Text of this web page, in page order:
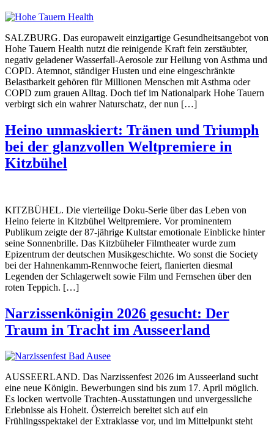
SALZBURG. Das europaweit einzigartige Gesundheitsangebot von
Hohe Tauern Health nutzt die reinigende Kraft fein zerstäubter,
negativ geladener Wasserfall-Aerosole zur Heilung von Asthma und
COPD. Atemnot, ständiger Husten und eine eingeschränkte
Belastbarkeit gehören für Millionen Menschen mit Asthma oder
COPD zum grauen Alltag. Doch tief im Nationalpark Hohe Tauern
verbirgt sich ein wahrer Naturschatz, der nun […]
Heino unmaskiert: Tränen und Triumph
bei der glanzvollen Weltpremiere in
Kitzbühel
KITZBÜHEL. Die vierteilige Doku-Serie über das Leben von
Heino feierte in Kitzbühel Weltpremiere. Vor prominentem
Publikum zeigte der 87-jährige Kultstar emotionale Einblicke hinter
seine Sonnenbrille. Das Kitzbüheler Filmtheater wurde zum
Epizentrum der deutschen Musikgeschichte. Wo sonst die Society
bei der Hahnenkamm-Rennwoche feiert, flanierten diesmal
Legenden der Schlagerwelt sowie Film und Fernsehen über den
roten Teppich. […]
Narzissenkönigin 2026 gesucht: Der
Traum in Tracht im Ausseerland
AUSSEERLAND. Das Narzissenfest 2026 im Ausseerland sucht
eine neue Königin. Bewerbungen sind bis zum 17. April möglich.
Es locken wertvolle Trachten-Ausstattungen und unvergessliche
Erlebnisse als Hoheit. Österreich bereitet sich auf ein
Frühlingsspektakel der Extraklasse vor, und im Mittelpunkt steht